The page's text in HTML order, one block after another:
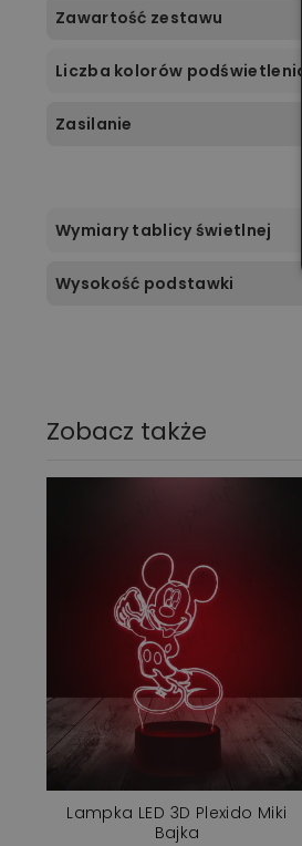
Zawartość zestawu
Liczba kolorów podświetlenia
Zasilanie
Wymiary tablicy świetlnej
Wysokość podstawki
Zobacz także
Lampka LED 3D Plexido Miki
Bajka